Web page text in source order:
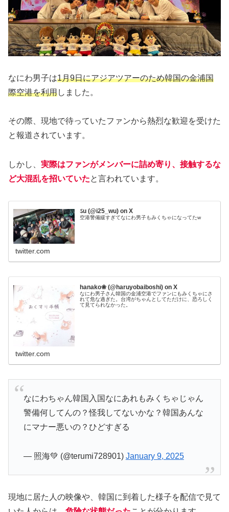
なにわ男子は1月9日にアジアツアーのため韓国の金浦国
際空港を利用しました。
その際、現地で待っていたファンから熱烈な歓迎を受けた
と報道されています。
しかし、 実際はファンがメンバーに詰め寄り、接触するな
ど大混乱を招いていたと言われています。
ઽu (@i25_wu) on X
空港警備緩すぎてなにわ男子もみくちゃになってたw
twitter.com
hanako❀ (@haruyobaiboshi) on X
なにわ男子さん韓国の金浦空港でファンにもみくちゃにさ
れて危な過ぎた。台湾がちゃんとしてただけに、恐ろしく
て見てられなかった。
twitter.com
なにわちゃん韓国入国なにあれもみくちゃじゃん
警備何してんの？怪我してないかな？韓国あんな
にマナー悪いの？ひどすぎる
— 照海💚 (@terumi728901) January 9, 2025
現地に居た人の映像や、韓国に到着した様子を配信で見て